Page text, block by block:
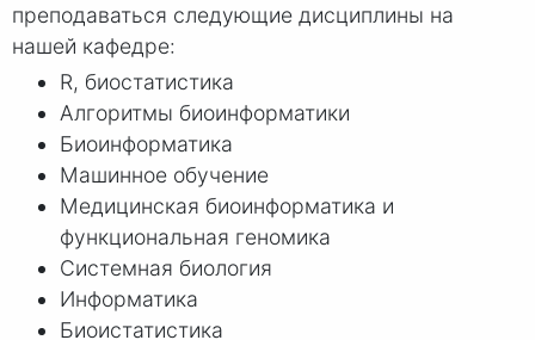
преподаваться следующие дисциплины на
нашей кафедре:
R, биостатистика
Алгоритмы биоинформатики
Биоинформатика
Машинное обучение
Медицинская биоинформатика и
функциональная геномика
Системная биология
Информатика
Биоистатистика